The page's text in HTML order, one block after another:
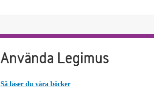
Använda Legimus
Så läser du våra böcker